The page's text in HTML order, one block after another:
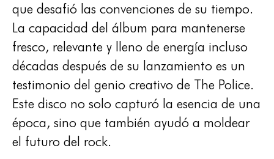
que desafió las convenciones de su tiempo.
La capacidad del álbum para mantenerse
fresco, relevante y lleno de energía incluso
décadas después de su lanzamiento es un
testimonio del genio creativo de The Police.
Este disco no solo capturó la esencia de una
época, sino que también ayudó a moldear
el futuro del rock.